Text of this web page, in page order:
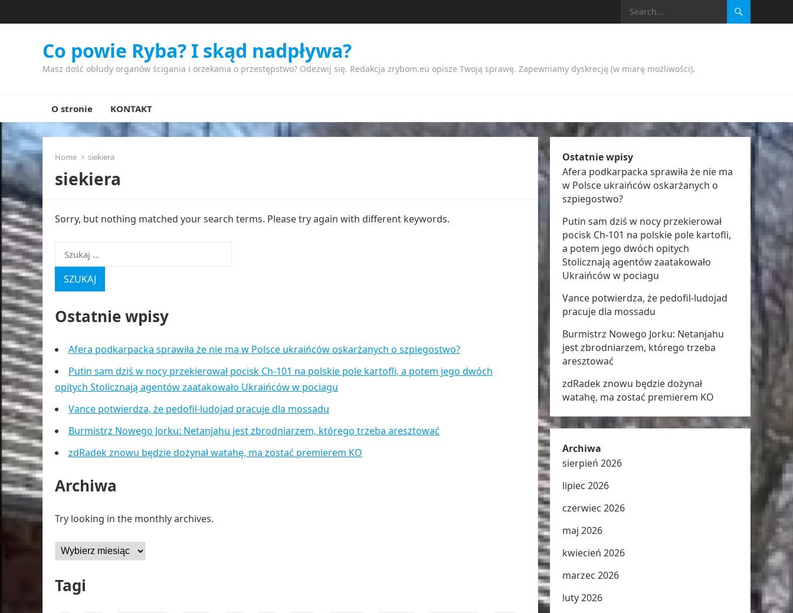
Co powie Ryba? I skąd nadpływa?
Masz dość obłudy organów ścigania i orzekania o przestępstwo? Odezwij się. Redakcja zrybom.eu opisze Twoją sprawę. Zapewniamy dyskrecję (w miarę możliwości).
O stronie KONTAKT
Home siekiera
siekiera
Sorry, but nothing matched your search terms. Please try again with different keywords.
Szukaj:
Ostatnie wpisy
Afera podkarpacka sprawiła że nie ma w Polsce ukraińców oskarżanych o szpiegostwo?
Putin sam dziś w nocy przekierował pocisk Ch-101 na polskie pole kartofli, a potem jego dwóch
opitych Stolicznają agentów zaatakowało Ukraińców w pociagu
Vance potwierdza, że pedofil-ludojad pracuje dla mossadu
Burmistrz Nowego Jorku: Netanjahu jest zbrodniarzem, którego trzeba aresztować
zdRadek znowu będzie dożynał watahę, ma zostać premierem KO
Archiwa
Try looking in the monthly archives.
Archiwa
Tagi
Ostatnie wpisy
Afera podkarpacka sprawiła że nie ma
w Polsce ukraińców oskarżanych o
szpiegostwo?
Putin sam dziś w nocy przekierował
pocisk Ch-101 na polskie pole kartofli,
a potem jego dwóch opitych
Stolicznają agentów zaatakowało
Ukraińców w pociagu
Vance potwierdza, że pedofil-ludojad
pracuje dla mossadu
Burmistrz Nowego Jorku: Netanjahu
jest zbrodniarzem, którego trzeba
aresztować
zdRadek znowu będzie dożynał
watahę, ma zostać premierem KO
Archiwa
sierpień 2026
lipiec 2026
czerwiec 2026
maj 2026
kwiecień 2026
marzec 2026
luty 2026